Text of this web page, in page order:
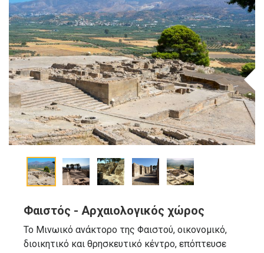
Φαιστός - Aρχαιολογικός χώρος
Το Μινωικό ανάκτορο της Φαιστού, οικονομικό,
διοικητικό και θρησκευτικό κέντρο, επόπτευσε